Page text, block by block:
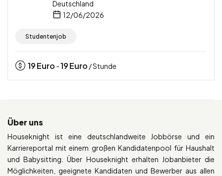
Deutschland
12/06/2026
Studentenjob
19Euro -19Euro / Stunde
Über uns
Houseknight ist eine deutschlandweite Jobbörse und ein
Karriereportal mit einem großen Kandidatenpool für Haushalt
und Babysitting. Über Houseknight erhalten Jobanbieter die
Möglichkeiten, geeignete Kandidaten und Bewerber aus allen